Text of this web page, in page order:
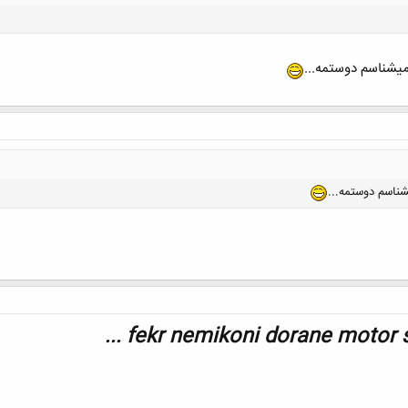
دوستمه...
دوستمه...
fekr nemikoni dorane motor